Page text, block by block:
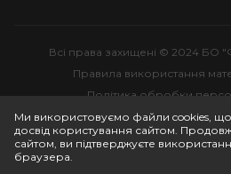
Всі права захищені © 2024 БО
Правила використання
Політика обробки
Інтелектуальна
Ми використовуємо файли cookies,
досвід користування сайтом.
сайтом, ви підтверджуєте
браузера.